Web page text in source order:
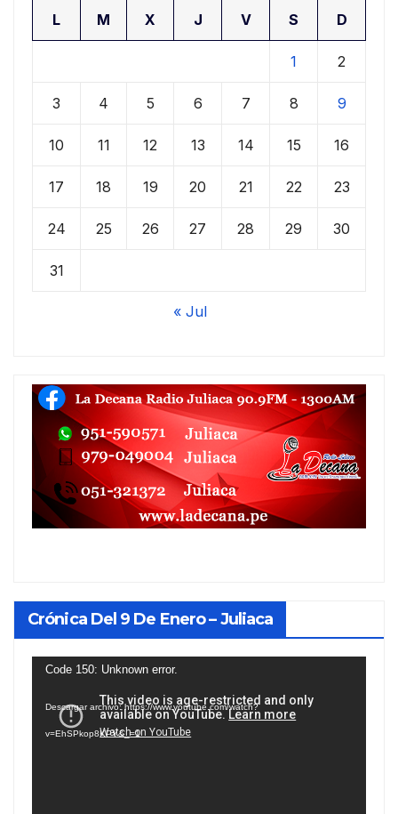
L M X J V S D
1 2
3 4 5 6 7 8 9
10 11 12 13 14 15 16
17 18 19 20 21 22 23
24 25 26 27 28 29 30
31
« Jul
Crónica Del 9 De Enero – Juliaca
Reproductor
vídeo
Code 150: Unknown error.
Descargar archivo: https://www.youtube.com/watch?
v=EhSPkop8KPY&_=1